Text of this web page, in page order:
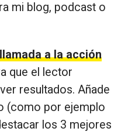
mi blog, podcast o
llamada a la acción
que el lector
resultados. Añade
(como por ejemplo
los 3 mejores